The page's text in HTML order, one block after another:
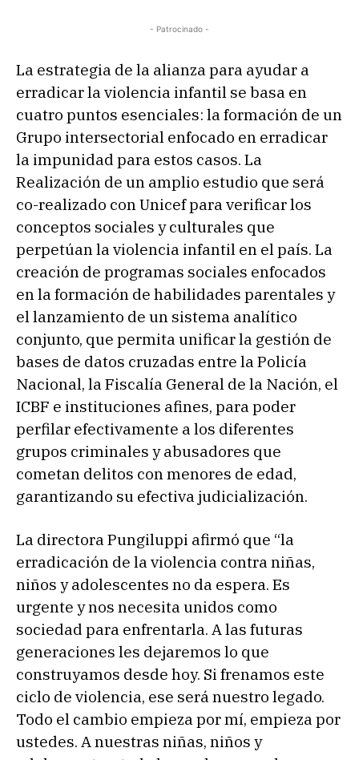
- Patrocinado -
La estrategia de la alianza para ayudar a
erradicar la violencia infantil se basa en
cuatro puntos esenciales: la formación de un
Grupo intersectorial enfocado en erradicar
la impunidad para estos casos. La
Realización de un amplio estudio que será
co-realizado con Unicef para verificar los
conceptos sociales y culturales que
perpetúan la violencia infantil en el país. La
creación de programas sociales enfocados
en la formación de habilidades parentales y
el lanzamiento de un sistema analítico
conjunto, que permita unificar la gestión de
bases de datos cruzadas entre la Policía
Nacional, la Fiscalía General de la Nación, el
ICBF e instituciones afines, para poder
perfilar efectivamente a los diferentes
grupos criminales y abusadores que
cometan delitos con menores de edad,
garantizando su efectiva judicialización.
La directora Pungiluppi afirmó que “la
erradicación de la violencia contra niñas,
niños y adolescentes no da espera. Es
urgente y nos necesita unidos como
sociedad para enfrentarla. A las futuras
generaciones les dejaremos lo que
construyamos desde hoy. Si frenamos este
ciclo de violencia, ese será nuestro legado.
Todo el cambio empieza por mí, empieza por
ustedes. A nuestras niñas, niños y